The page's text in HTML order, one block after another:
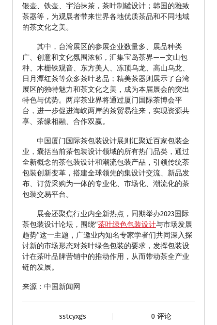
银壶、铁壶、宇治抹茶，茶叶制罐设计；韩国的雅致
茶器等，为观展者带来世界各地优质茶品和不同地域
的茶文化之美。
其中，台湾展区的参展企业数量多、展品种类
广、创意和文化氛围浓郁，汇集宝岛茶界——文山包
种、木栅铁观音、东方美人、冻顶乌龙、高山乌龙、
日月潭红茶等众多茶叶茗品；精美茶器则展示了台湾
展区的独特魅力和茶文化之美，成为本届展会的突出
特色与优势。两岸茶业界将通过厦门国际茶博会平
台，进一步促进海峡两岸的茶贸易往来，实现资源共
享、茶缘相融、合作双赢。
中国厦门国际茶包装设计展则汇聚近百家包装企
业，囊括当前茶包装设计领域的所有热门品类，通过
全新概念的茶包装设计和潮流包装产品，引领传统茶
包装创新变革，搭建全球领先的集设计交流、新品发
布、订货采购为一体的专业化、市场化、潮流化的茶
包装交易平台。
展会还聚焦行业内全新热点，同期举办2023国际
茶包装设计论坛，围绕“茶叶绿色包装设计与市场发展
趋势”这一主题，广邀业内知名专家学者们共同深入探
讨新的市场形态对茶叶绿色包装的要求，发挥包装设
计在茶叶品牌营销中的推动作用，从而带动茶全产业
链的发展。
来源：中国新闻网
sstcyxgs 0 评论